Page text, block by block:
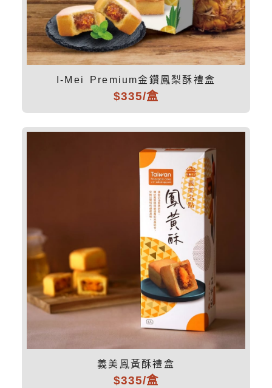
I-Mei Premium金鑽鳳梨酥禮盒
$335/盒
義美鳳黃酥禮盒
$335/盒